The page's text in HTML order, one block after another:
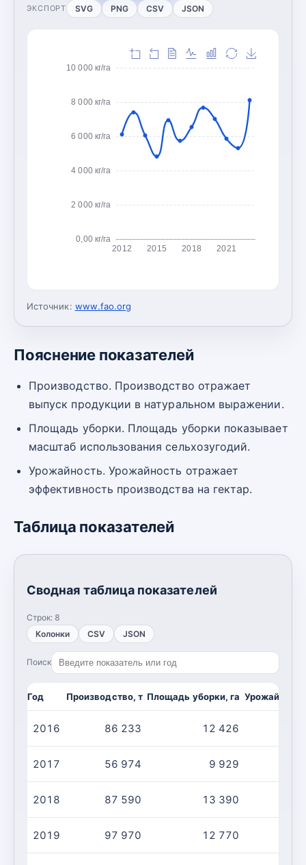
ЭКСПОРТ SVG PNG CSV JSON
0,00 кг/га
2 000 кг/га
4 000 кг/га
6 000 кг/га
8 000 кг/га
10 000 кг/га
2012 2015 2018 2021
Источник: www.fao.org
Пояснение показателей
Производство. Производство отражает
выпуск продукции в натуральном выражении.
Площадь уборки. Площадь уборки показывает
масштаб использования сельхозугодий.
Урожайность. Урожайность отражает
эффективность производства на гектар.
Таблица показателей
Сводная таблица показателей
Строк: 8
Колонки
CSV JSON
Поиск
Год Производство, т Площадь уборки, га
2016 86 233 12 426
2017 56 974 9 929
2018 87 590 13 390
2019 97 970 12 770